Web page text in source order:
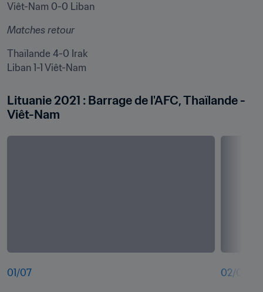
Viêt-Nam 0-0 Liban
Matches retour
Thaïlande 4-0 Irak
Liban 1-1 Viêt-Nam
Lituanie 2021 : Barrage de l'AFC, Thaïlande -
Viêt-Nam
01 /07 02/07